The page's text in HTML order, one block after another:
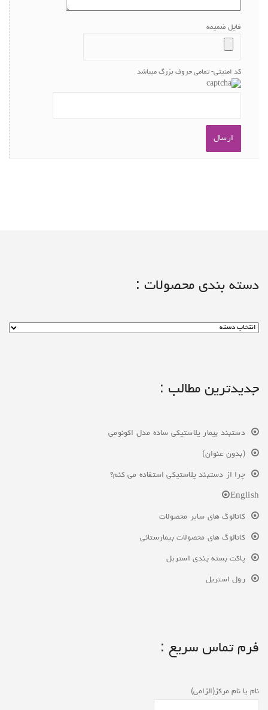
فایل ضمیمه
کد امنیتی- تمامی حروف بزرگ میباشد
دسته بندی محصولات :
جدیدترین مطالب :
دستبند بیمار پلاستیکی ساده مدل اکونومی
(بدون عنوان)
چرا از دستبند پلاستیکی استفاده می کنم؟
English
کاتالوگ های سایر محصولات
کاتالوگ های محصولات بیمارستانی
پاکت بسته بندی استریل
رول استریل
فرم تماس سریع :
نام یا نام مرکز(الزامی)